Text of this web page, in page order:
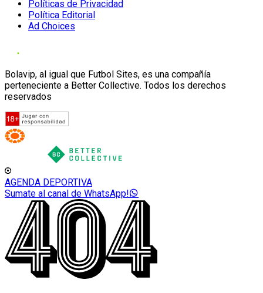
Políticas de Privacidad
Política Editorial
Ad Choices
Bolavip, al igual que Futbol Sites, es una compañía
perteneciente a Better Collective. Todos los derechos
reservados
AGENDA DEPORTIVA
Sumate al canal de WhatsApp!